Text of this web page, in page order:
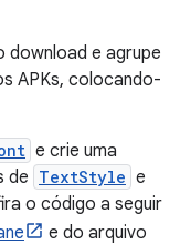
e agrupe
APKs, colocando-
e crie uma
de TextStyle e
o código a seguir
e do arquivo